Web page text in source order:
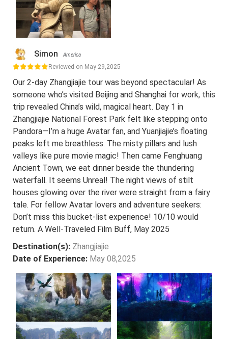
Simon America
Reviewed on May 29,2025
Our 2-day Zhangjiajie tour was beyond spectacular! As
someone who’s visited Beijing and Shanghai for work, this
trip revealed China’s wild, magical heart. Day 1 in
Zhangjiajie National Forest Park felt like stepping onto
Pandora—I’m a huge Avatar fan, and Yuanjiajie’s floating
peaks left me breathless. The misty pillars and lush
valleys like pure movie magic! Then came Fenghuang
Ancient Town, we eat dinner beside the thundering
waterfall. It seems Unreal! The night views of stilt
houses glowing over the river were straight from a fairy
tale. For fellow Avatar lovers and adventure seekers:
Don’t miss this bucket-list experience! 10/10 would
return. A Well-Traveled Film Buff, May 2025
Destination(s): Zhangjiajie
Date of Experience: May 08,2025